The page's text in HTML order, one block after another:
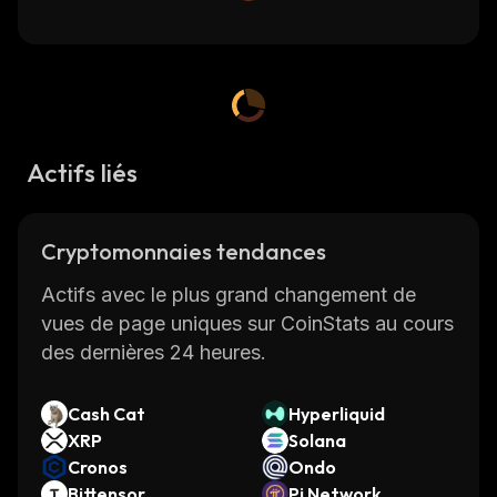
Actifs liés
Cryptomonnaies tendances
Actifs avec le plus grand changement de
vues de page uniques sur CoinStats au cours
des dernières 24 heures.
Cash Cat
Hyperliquid
XRP
Solana
Cronos
Ondo